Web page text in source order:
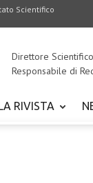
Scientifico
Direttore
Responsabile di
LA RIVISTA